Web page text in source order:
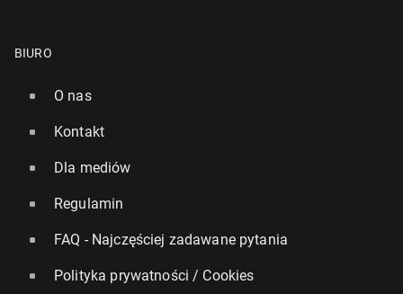
BIURO
O nas
Kontakt
Dla mediów
Regulamin
FAQ - Najczęściej zadawane pytania
Polityka prywatności / Cookies